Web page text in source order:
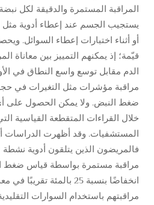
المراقبة المستمرة والدقيقة لكل
يستجيب الجسم عند إعطاء أدوية مثل
أو أثناء اختبارات إعطاء السوائل.
قيّمة؛ إذ يمكنهم التمييز بين
الدم مقابل توسع واسع النطاق في
مراقبة مؤشرات مثل التغيرات في
ضغط النبض. ولا يمكن الحصول على
خلال القراءات المتقطعة القياسية
المستشفيات. وقد أظهرت الدراسات
فالمريضون الذين يتلقون أدوية
انخفاضًا بنسبة 25 بالمئة
مراقبتهم باستخدام السوارات